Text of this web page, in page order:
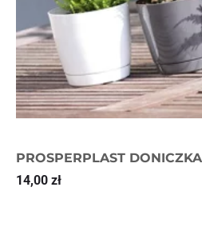
PROSPERPLAST
14,00 zł